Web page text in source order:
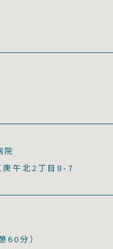
院
午北2丁目8-7
60分）